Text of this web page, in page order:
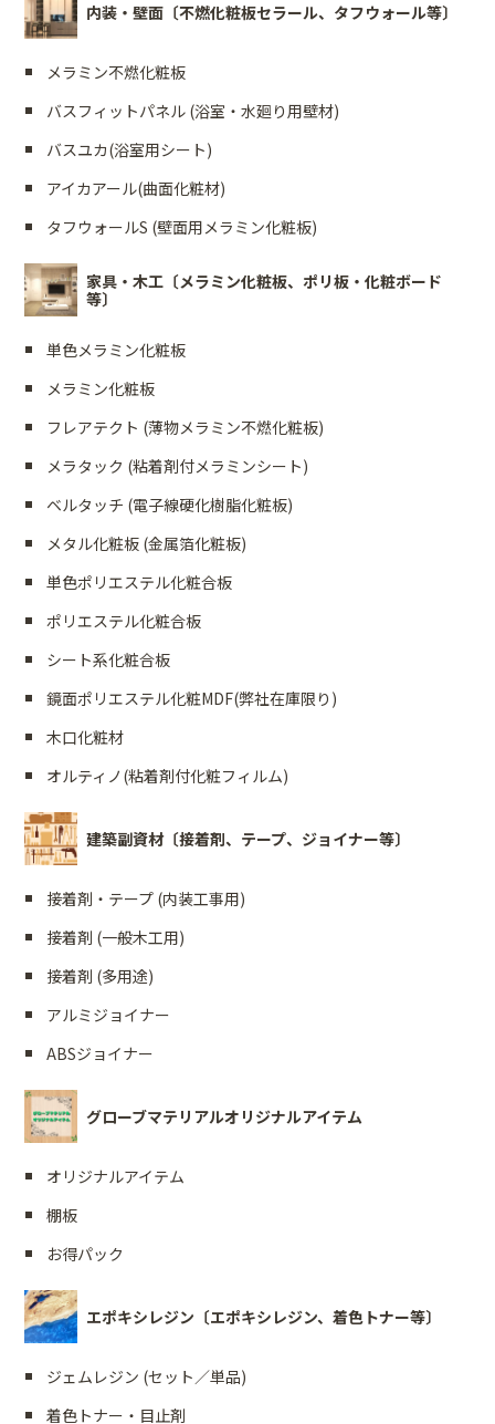
内装・壁面〔不燃化粧板セラール、タフウォール等〕
メラミン不燃化粧板
バスフィットパネル (浴室・水廻り用壁材)
バスユカ(浴室用シート)
アイカアール(曲面化粧材)
タフウォールS (壁面用メラミン化粧板)
家具・木工〔メラミン化粧板、ポリ板・化粧ボード
等〕
単色メラミン化粧板
メラミン化粧板
フレアテクト (薄物メラミン不燃化粧板)
メラタック (粘着剤付メラミンシート)
ベルタッチ (電子線硬化樹脂化粧板)
メタル化粧板 (金属箔化粧板)
単色ポリエステル化粧合板
ポリエステル化粧合板
シート系化粧合板
鏡面ポリエステル化粧MDF(弊社在庫限り)
木口化粧材
オルティノ(粘着剤付化粧フィルム)
建築副資材〔接着剤、テープ、ジョイナー等〕
接着剤・テープ (内装工事用)
接着剤 (一般木工用)
接着剤 (多用途)
アルミジョイナー
ABSジョイナー
グローブマテリアルオリジナルアイテム
オリジナルアイテム
棚板
お得パック
エポキシレジン〔エポキシレジン、着色トナー等〕
ジェムレジン (セット／単品)
着色トナー・目止剤